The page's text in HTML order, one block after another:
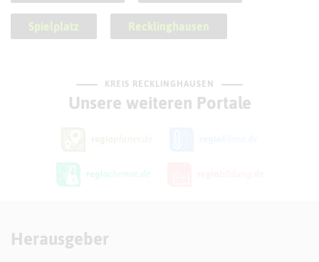
Spielplatz Recklinghausen
KREIS RECKLINGHAUSEN
Unsere weiteren Portale
Herausgeber